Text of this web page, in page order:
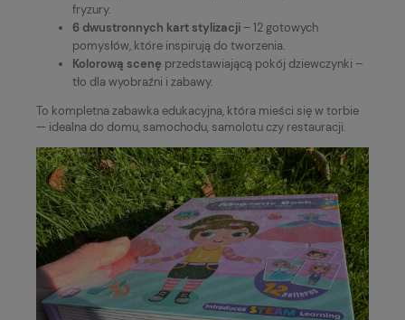
fryzury.
6 dwustronnych kart stylizacji – 12 gotowych
pomysłów, które inspirują do tworzenia.
Kolorową scenę przedstawiającą pokój dziewczynki –
tło dla wyobraźni i zabawy.
To kompletna zabawka edukacyjna, która mieści się w torbie
— idealna do domu, samochodu, samolotu czy restauracji.